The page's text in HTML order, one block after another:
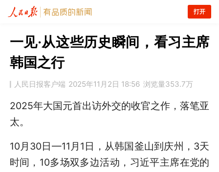
打开
一见·从这些历史瞬间，看习主席
韩国之行
人民日报客户端 2025年11月2日 18:56 浏览量353.7万
2025年大国元首出访外交的收官之作，落笔亚
太。
10月30日—11月1日，从韩国釜山到庆州，3天
时间，10多场双多边活动，习近平主席在党的